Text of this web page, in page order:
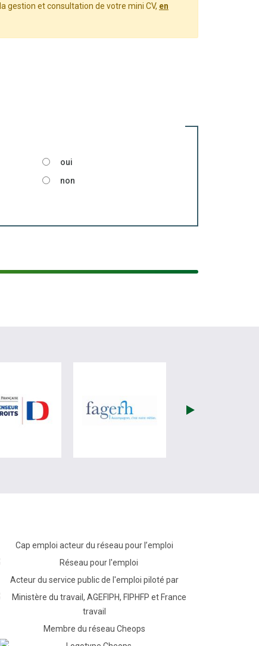
gestion et consultation de votre mini CV, en
oui
non
de France Travail (nouvelle fenêtre)
visiter les site de Défenseur des droits (nouvelle
visiter les site de Fagerh
Cap emploi acteur du réseau pour l’emploi
Acteur du service public de l'emploi piloté par
Membre du réseau Cheops